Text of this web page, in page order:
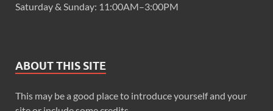
Saturday & Sunday: 11:00AM–3:00PM
ABOUT THIS SITE
This may be a good place to introduce yourself and your